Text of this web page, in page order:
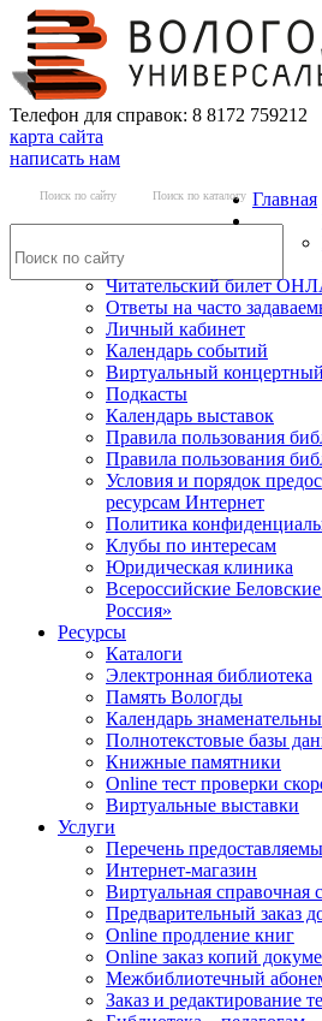
Телефон для справок: 8 8172 759212
карта сайта
написать нам
Поиск по сайту Поиск по каталогу Главная
Читательский билет
Ответы на часто
Личный кабинет
Календарь событий
Виртуальный
Подкасты
Календарь выставок
Правила пользования
Правила пользования
Условия и порядок
ресурсам Интернет
Политика
Клубы по интересам
Юридическая клиника
Всероссийские
Россия»
Ресурсы
Каталоги
Электронная библиотека
Память Вологды
Календарь
Полнотекстовые базы
Книжные памятники
Online тест проверки
Виртуальные выставки
Услуги
Перечень
Интернет-магазин
Виртуальная справочная
Предварительный заказ
Online продление книг
Online заказ копий
Межбиблиотечный
Заказ и редактирование